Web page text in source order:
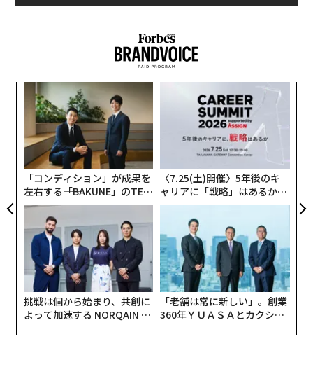
翻訳＝遠藤康子/ガリレオ
「コンディション」が成果を
左右する――「BAKUNE」のTEN
TIALが支える「挑戦者の明
〈7.25(土)開催〉5年後のキ
ャリアに「戦略」はあるか。
トップエグゼクティブのキャ
リアに触れる1日│CAREER S
UMMIT 2026
挑戦は個から始まり、共創に
よって加速する NORQAIN JA
「老舗は常に新しい」。創業
360年ＹＵＡＳＡとカクシン